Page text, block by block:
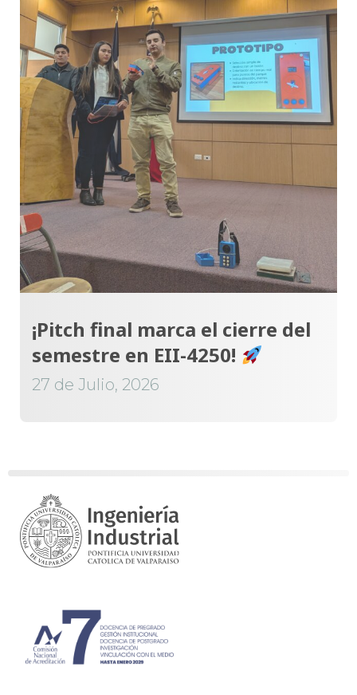
¡Pitch final marca el cierre del
semestre en EII-4250!
27 de Julio, 2026